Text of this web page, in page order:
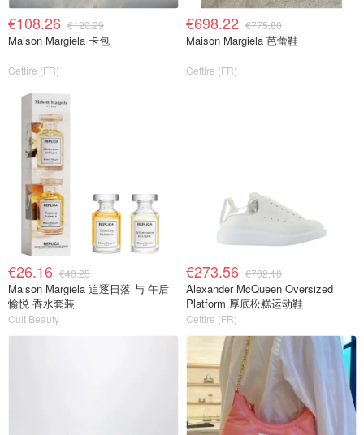
€108.26 €120.29
Maison Margiela 卡包
Cettire (FR)
€698.22 €775.80
Maison Margiela 芭蕾鞋
Cettire (FR)
€26.16 €40.25
Maison Margiela 追逐日落 与 午后
愉悦 香水套装
Cult Beauty
€273.56 €702.10
Alexander McQueen Oversized
Platform 厚底松糕运动鞋
Cettire (FR)